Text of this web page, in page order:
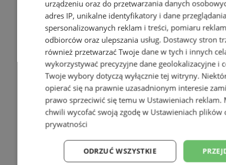
urządzeniu oraz do przetwarzania danych
adres IP, unikalne identyfikatory i dane
spersonalizowanych reklam i treści, pomiaru
odbiorców oraz ulepszania usług. Dostawcy stron
również przetwarzać Twoje dane w tych i innych
wykorzystywać precyzyjne dane geolokalizacyjne i
Twoje wybory dotyczą wyłącznie tej witryny.
opierać się na prawnie uzasadnionym interesie
prawo sprzeciwić się temu w Ustawieniach reklam.
chwili wycofać swoją zgodę w Ustawieniach plików
prywatności
ODRZUĆ WSZYSTKIE